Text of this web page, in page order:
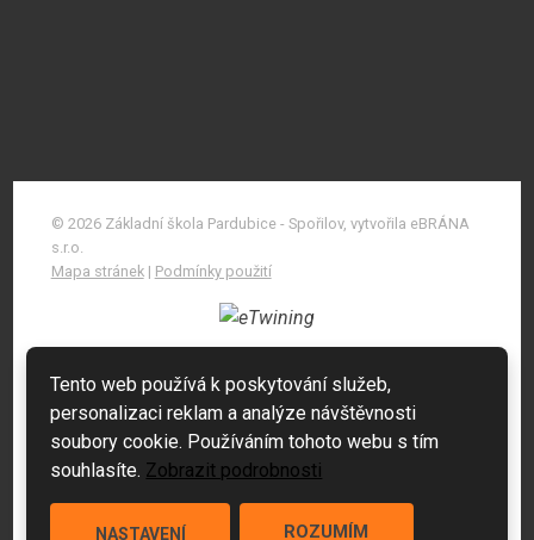
© 2026 Základní škola Pardubice - Spořilov, vytvořila eBRÁNA
s.r.o.
Mapa stránek| Podmínky použití
Tento web používá k poskytování služeb,
personalizaci reklam a analýze návštěvnosti
soubory cookie. Používáním tohoto webu s tím
souhlasíte. Zobrazit podrobnosti
NASTAVENÍ ROZUMÍM